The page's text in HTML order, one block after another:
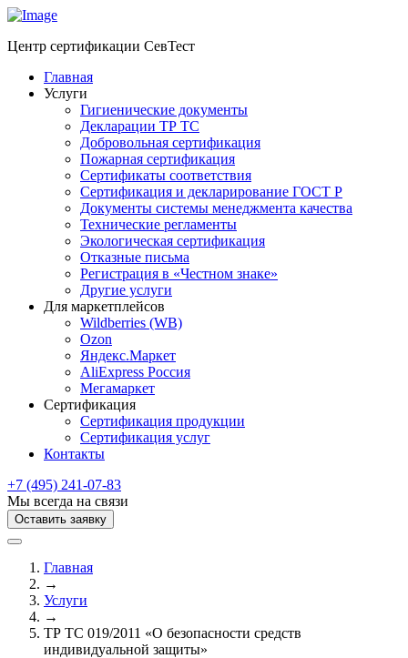
Центр сертификации СевТест
Главная
Услуги
Гигиенические документы
Декларации ТР ТС
Добровольная сертификация
Пожарная сертификация
Сертификаты соответствия
Сертификация и декларирование ГОСТ Р
Документы системы менеджмента качества
Технические регламенты
Экологическая сертификация
Отказные письма
Регистрация в «Честном знаке»
Другие услуги
Для маркетплейсов
Wildberries (WB)
Ozon
Яндекс.Маркет
AliExpress Россия
Мегамаркет
Сертификация
Сертификация продукции
Сертификация услуг
Контакты
+7 (495) 241-07-83
Мы всегда на связи
Оставить заявку
Главная
→
Услуги
→
ТР ТС 019/2011 «О безопасности средств
индивидуальной защиты»